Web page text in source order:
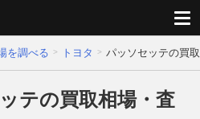
を調べる トヨタ パッソセッテの買
テの買取相場・査